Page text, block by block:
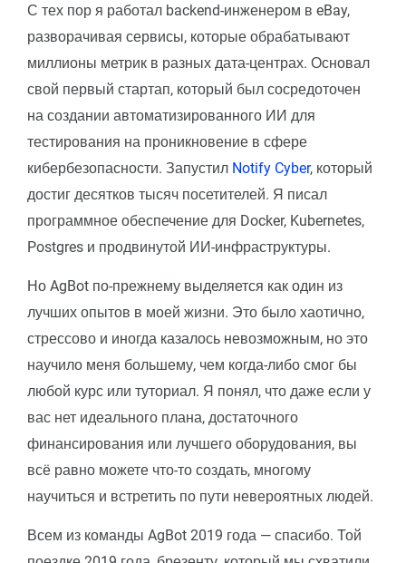
С тех пор я работал backend-инженером в eBay,
разворачивая сервисы, которые обрабатывают
миллионы метрик в разных дата-центрах. Основал
свой первый стартап, который был сосредоточен
на создании автоматизированного ИИ для
тестирования на проникновение в сфере
кибербезопасности. Запустил Notify Cyber, который
достиг десятков тысяч посетителей. Я писал
программное обеспечение для Docker, Kubernetes,
Postgres и продвинутой ИИ-инфраструктуры.
Но AgBot по-прежнему выделяется как один из
лучших опытов в моей жизни. Это было хаотично,
стрессово и иногда казалось невозможным, но это
научило меня большему, чем когда-либо смог бы
любой курс или туториал. Я понял, что даже если у
вас нет идеального плана, достаточного
финансирования или лучшего оборудования, вы
всё равно можете что-то создать, многому
научиться и встретить по пути невероятных людей.
Всем из команды AgBot 2019 года — спасибо. Той